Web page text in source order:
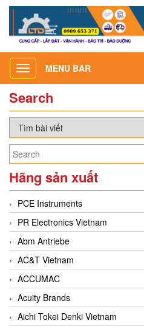
Toggle
navigation
MENU BAR
Search
Hãng sản xuất
PCE Instruments
PR Electronics Vietnam
Abm Antriebe
AC&T Vietnam
ACCUMAC
Acuity Brands
Aichi Tokei Denki Vietnam